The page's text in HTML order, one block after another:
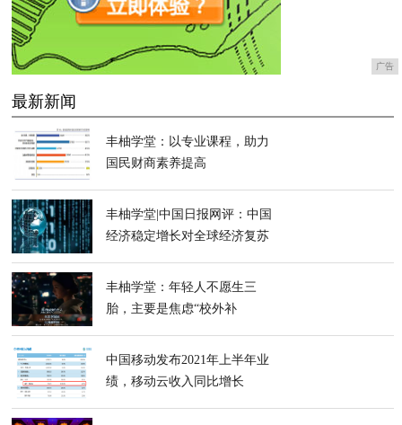
广告
最新新闻
丰柚学堂：以专业课程，助力
国民财商素养提高
丰柚学堂|中国日报网评：中国
经济稳定增长对全球经济复苏
丰柚学堂：年轻人不愿生三
胎，主要是焦虑“校外补
中国移动发布2021年上半年业
绩，移动云收入同比增长